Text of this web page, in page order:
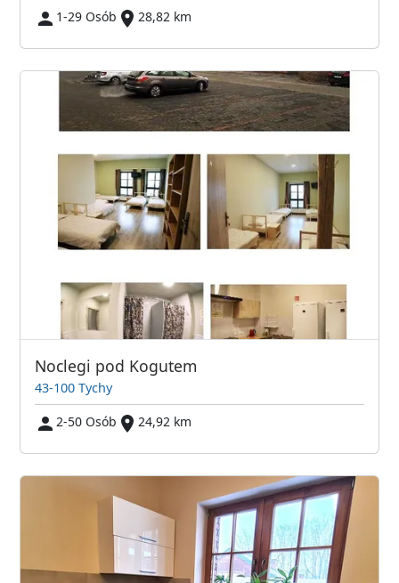
1-29 Osób
28,82 km
Noclegi pod Kogutem
43-100 Tychy
2-50 Osób
24,92 km